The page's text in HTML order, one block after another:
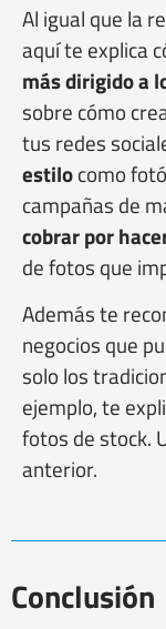
Al igual que la
aquí te explica
más dirigido a
sobre cómo
tus redes
estilocomo
campañas de
cobrar por
de fotos que
Además te
negocios que
solo los
ejemplo, te
fotos de stock.
anterior.
Conclusión